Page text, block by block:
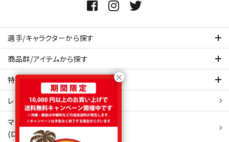
選手/キャラクターから探す
商品群/アイテムから探す
特集ページを見てみる
レビュー・口コミ 一覧ページ
マイアカウント
(ログイン/新規会員登録)